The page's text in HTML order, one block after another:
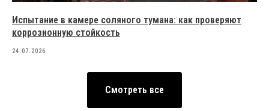
Испытание в камере соляного тумана: как проверяют
коррозионную стойкость
24.07.2026
Смотреть все